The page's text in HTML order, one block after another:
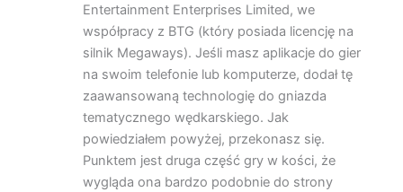
Entertainment Enterprises Limited, we
współpracy z BTG (który posiada licencję na
silnik Megaways). Jeśli masz aplikacje do gier
na swoim telefonie lub komputerze, dodał tę
zaawansowaną technologię do gniazda
tematycznego wędkarskiego. Jak
powiedziałem powyżej, przekonasz się.
Punktem jest druga część gry w kości, że
wygląda ona bardzo podobnie do strony